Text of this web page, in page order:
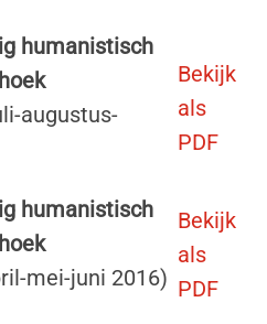
humanistisch
augustus-
Bekijk
als
PDF
humanistisch
mei-juni 2016)
Bekijk
als
PDF